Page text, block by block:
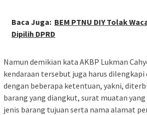
Baca Juga: BEM PTNU DIY Tolak
Dipilih DPRD
Namun demikian kata AKBP Lukman
kendaraan tersebut juga harus
dengan beberapa ketentuan, yakni,
barang yang diangkut, surat muatan
jenis barang tujuan serta nama alamat